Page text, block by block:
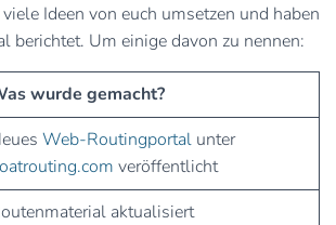
Ideen von euch umsetzen und haben
berichtet. Um einige davon zu nennen:
wurde gemacht?
Web-Routingportal unter
oatrouting.com veröffentlicht
aktualisiert